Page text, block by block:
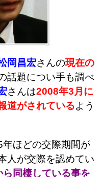
岡昌宏さんの現在の
話題につい手も調べ
さんは2008年3月に
道がされているよう
年ほどの交際期間が
人が交際を認めてい
ら同棲している事を